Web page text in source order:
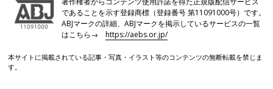
であることを示す登録商標（登録番号 第11091000号）です。
ABJマークの詳細、ABJマークを掲示しているサービスの一覧
はこちら→https://aebs.or.jp/
本サイトに掲載されている記事・写真・イラスト等のコンテンツの無断転載を禁じま
す。